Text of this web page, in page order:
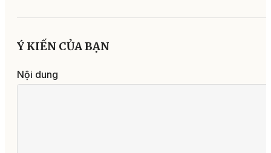
Ý KIẾN CỦA BẠN
Nội dung